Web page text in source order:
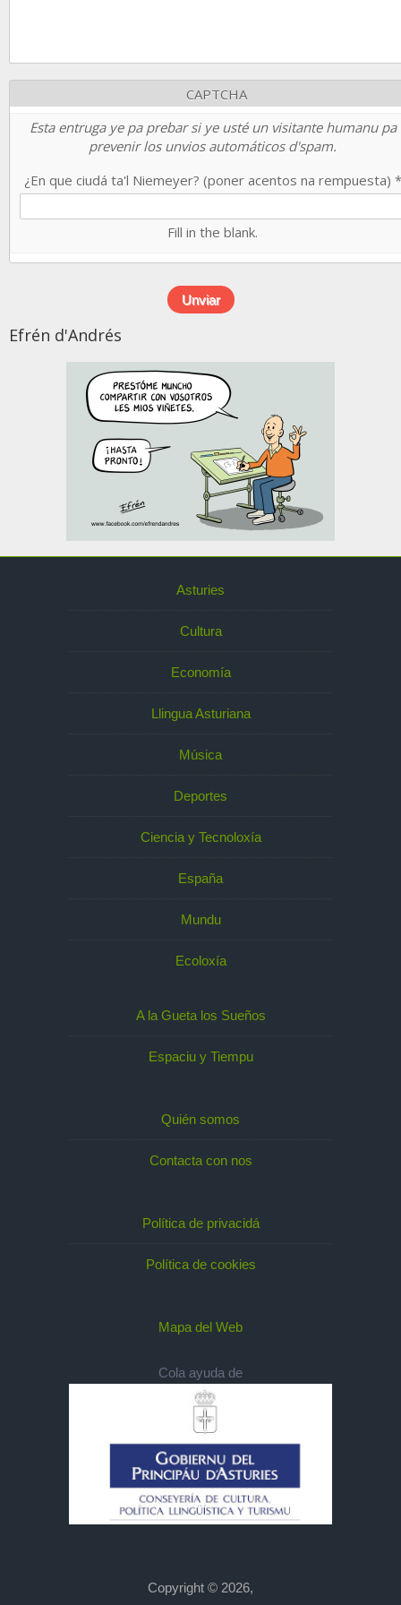
CAPTCHA
Esta entruga ye pa prebar si ye usté un visitante humanu pa
prevenir los unvios automáticos d'spam.
¿En que ciudá ta'l Niemeyer? (poner acentos na rempuesta) *
Fill in the blank.
Efrén d'Andrés
Asturies
Cultura
Economía
Llingua Asturiana
Música
Deportes
Ciencia y Tecnoloxía
España
Mundu
Ecoloxía
A la Gueta los Sueños
Espaciu y Tiempu
Quién somos
Contacta con nos
Política de privacidá
Política de cookies
Mapa del Web
Cola ayuda de
Copyright © 2026,